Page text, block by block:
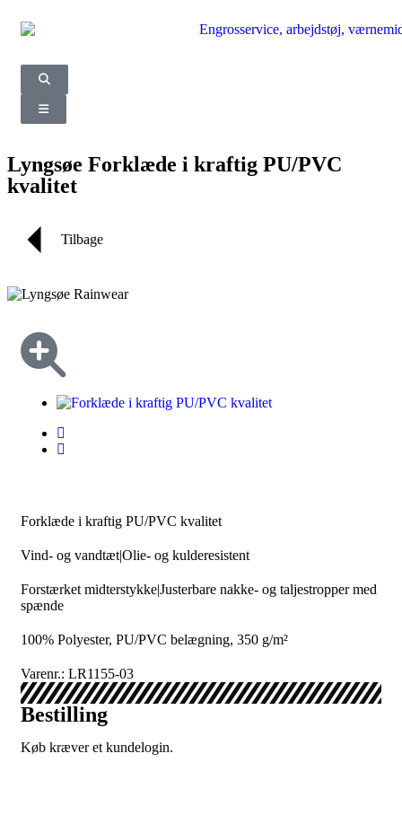
Lyngsøe Forklæde i kraftig PU/PVC
kvalitet
Tilbage
Forklæde i kraftig PU/PVC kvalitet
Vind- og vandtæt|Olie- og kulderesistent
Forstærket midterstykke|Justerbare nakke- og taljestropper med
spænde
100% Polyester, PU/PVC belægning, 350 g/m²
Varenr.: LR1155-03
Bestilling
Køb kræver et kundelogin.